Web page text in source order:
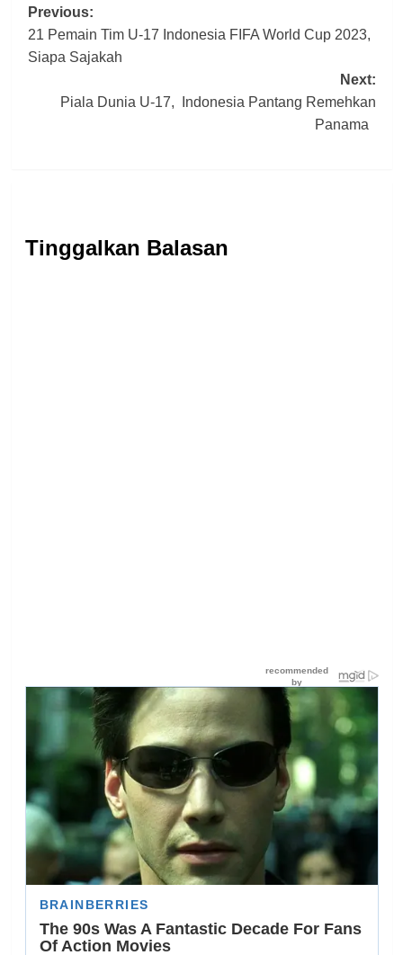
Post
navigation
Previous:
21 Pemain Tim U-17 Indonesia FIFA World Cup 2023,
Siapa Sajakah
Next:
Piala Dunia U-17, Indonesia Pantang Remehkan
Panama
Tinggalkan Balasan